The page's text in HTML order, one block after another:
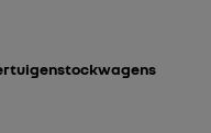
stockwagens